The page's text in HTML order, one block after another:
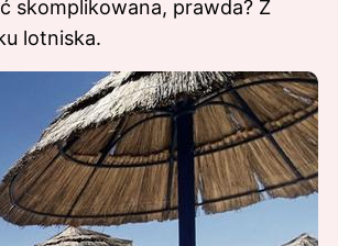
skomplikowana, prawda? Z
lotniska.